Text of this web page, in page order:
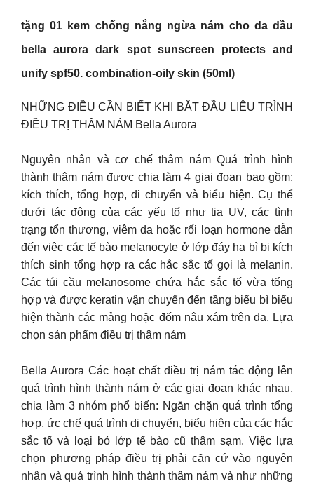
tặng 01 kem chống nắng ngừa nám cho da dầu
bella aurora dark spot sunscreen protects and
unify spf50. combination-oily skin (50ml)
NHỮNG ĐIỀU CẦN BIẾT KHI BẮT ĐẦU LIỆU TRÌNH
ĐIỀU TRỊ THÂM NÁM Bella Aurora
Nguyên nhân và cơ chế thâm nám Quá trình hình
thành thâm nám được chia làm 4 giai đoạn bao gồm:
kích thích, tổng hợp, di chuyển và biểu hiện. Cụ thể
dưới tác động của các yếu tố như tia UV, các tình
trạng tổn thương, viêm da hoặc rối loạn hormone dẫn
đến việc các tế bào melanocyte ở lớp đáy hạ bì bị kích
thích sinh tổng hợp ra các hắc sắc tố gọi là melanin.
Các túi cầu melanosome chứa hắc sắc tố vừa tổng
hợp và được keratin vận chuyển đến tầng biểu bì biểu
hiện thành các mảng hoặc đốm nâu xám trên da. Lựa
chọn sản phẩm điều trị thâm nám
Bella Aurora Các hoạt chất điều trị nám tác động lên
quá trình hình thành nám ở các giai đoạn khác nhau,
chia làm 3 nhóm phổ biến: Ngăn chặn quá trình tổng
hợp, ức chế quá trình di chuyển, biểu hiện của các hắc
sắc tố và loại bỏ lớp tế bào cũ thâm sạm. Việc lựa
chọn phương pháp điều trị phải căn cứ vào nguyên
nhân và quá trình hình thành thâm nám và như những